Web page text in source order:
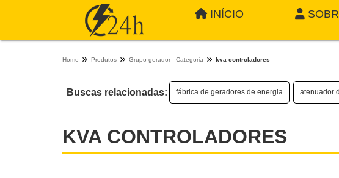
INÍCIO
Home Produtos Grupo gerador - Categoria kva controladores
Buscas relacionadas: fábrica de geradores de energia atenuador
KVA CONTROLADORES